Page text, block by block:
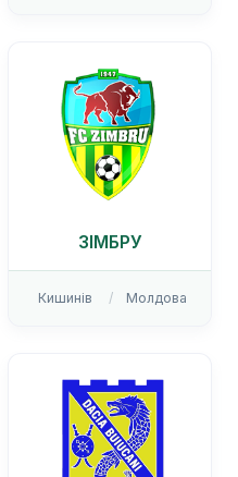
ЗІМБРУ
Кишинів Молдова